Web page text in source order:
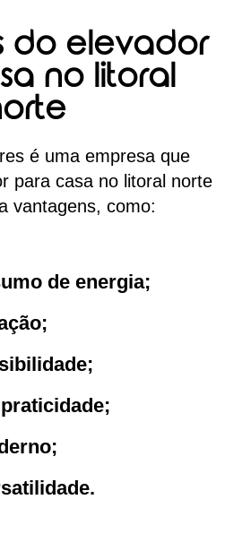
do elevador
no litoral
é uma empresa que
para casa no litoral norte
vantagens, como:
de energia;